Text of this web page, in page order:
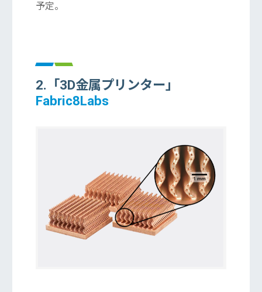
予定。
2.「3D金属プリンター」
Fabric8Labs